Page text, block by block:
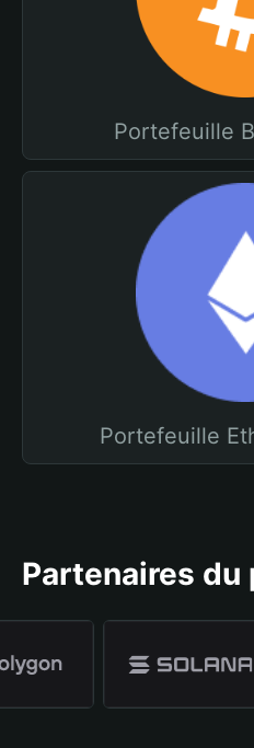
Portefeuille
Portefeuille
Partenaires du